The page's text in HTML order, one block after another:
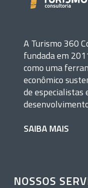
A Turismo 360
fundada em
como uma
econômico
de especialistas
SAIBA MAIS
NOSSOS